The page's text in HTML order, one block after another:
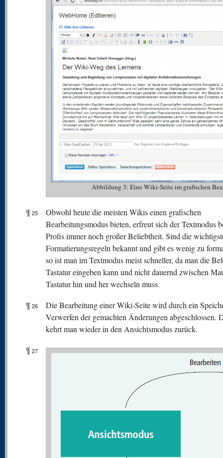
Abbildung 3: Eine Wiki-Seite im grafischen
¶ 25
Obwohl heute die meisten Wikis einen grafischen
Bearbeitungsmodus bieten, erfreut sich der Textmodus
Profis immer noch großer Beliebtheit. Sind die
Formatierungsregeln bekannt und gibt es wenig zu
so ist man im Textmodus meist schneller, da man die
Tastatur eingeben kann und nicht dauernd zwischen
Tastatur hin und her wechseln muss.
¶ 26
Die Bearbeitung einer Wiki-Seite wird durch ein
Verwerfen der gemachten Änderungen abgeschlossen.
kehrt man wieder in den Ansichtsmodus zurück.
¶ 27